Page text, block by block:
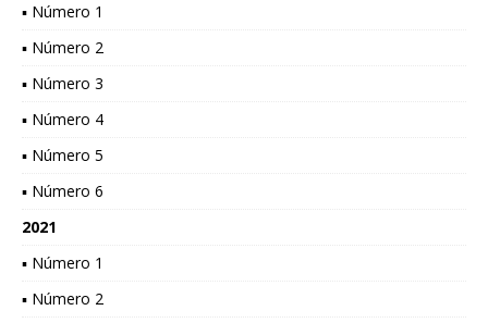
▪ Número 1
▪ Número 2
▪ Número 3
▪ Número 4
▪ Número 5
▪ Número 6
2021
▪ Número 1
▪ Número 2